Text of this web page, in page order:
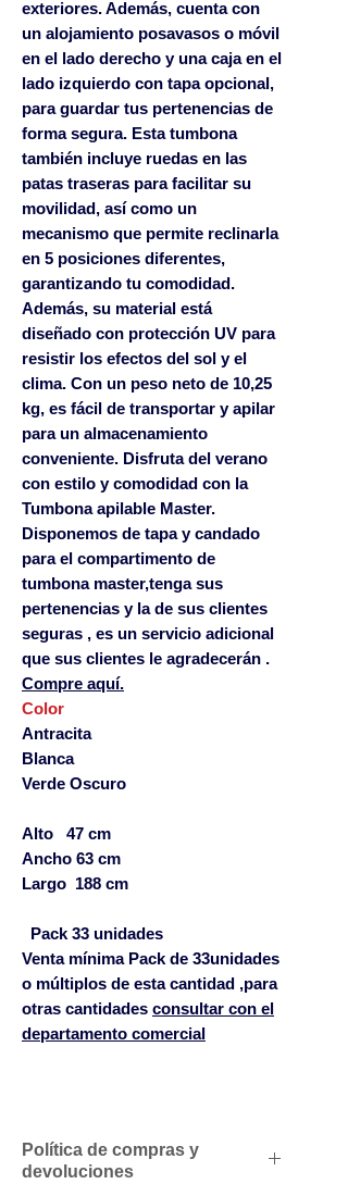
exteriores. Además, cuenta con
un alojamiento posavasos o móvil
en el lado derecho y una caja en el
lado izquierdo con tapa opcional,
para guardar tus pertenencias de
forma segura. Esta tumbona
también incluye ruedas en las
patas traseras para facilitar su
movilidad, así como un
mecanismo que permite reclinarla
en 5 posiciones diferentes,
garantizando tu comodidad.
Además, su material está
diseñado con protección UV para
resistir los efectos del sol y el
clima. Con un peso neto de 10,25
kg, es fácil de transportar y apilar
para un almacenamiento
conveniente. Disfruta del verano
con estilo y comodidad con la
Tumbona apilable Master.
Disponemos de tapa y candado
para el compartimento de
tumbona master,tenga sus
pertenencias y la de sus clientes
seguras , es un servicio adicional
que sus clientes le agradecerán .
Compre aquí.
Color
Antracita
Blanca
Verde Oscuro
Alto
47 cm
Ancho 63 cm
Largo 188 cm
Pack 33 unidades
Venta mínima Pack de 33unidades
o múltiplos de esta cantidad ,para
otras cantidades consultar con el
departamento comercial
Política de compras y
devoluciones